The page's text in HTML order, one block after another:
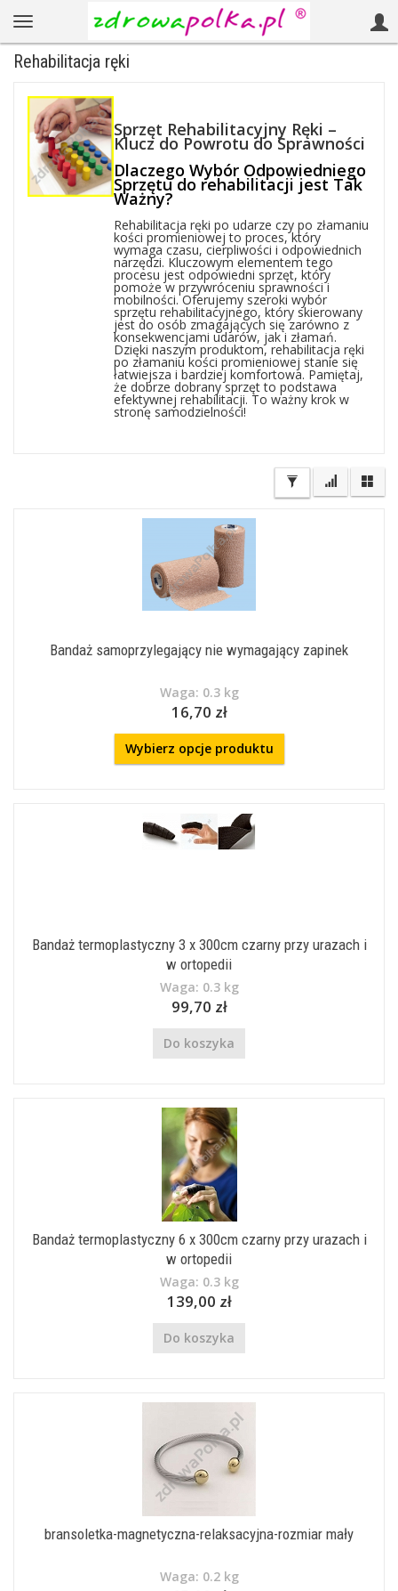
Rehabilitacja ręki
Sprzęt Rehabilitacyjny Ręki –
Klucz do Powrotu do Sprawności
Dlaczego Wybór Odpowiedniego
Sprzętu do rehabilitacji jest Tak
Ważny?
Rehabilitacja ręki po udarze czy po złamaniu
kości promieniowej to proces, który
wymaga czasu, cierpliwości i odpowiednich
narzędzi. Kluczowym elementem tego
procesu jest odpowiedni sprzęt, który
pomoże w przywróceniu sprawności i
mobilności. Oferujemy szeroki wybór
sprzętu rehabilitacyjnego, który skierowany
jest do osób zmagających się zarówno z
konsekwencjami udarów, jak i złamań.
Dzięki naszym produktom, rehabilitacja ręki
po złamaniu kości promieniowej stanie się
łatwiejsza i bardziej komfortowa. Pamiętaj,
że dobrze dobrany sprzęt to podstawa
efektywnej rehabilitacji. To ważny krok w
stronę samodzielności!
Bandaż samoprzylegający nie wymagający zapinek
Waga: 0.3 kg
16,70 zł
Wybierz opcje produktu
Bandaż termoplastyczny 3 x 300cm czarny przy urazach i
w ortopedii
Waga: 0.3 kg
99,70 zł
Do koszyka
Bandaż termoplastyczny 6 x 300cm czarny przy urazach i
w ortopedii
Waga: 0.3 kg
139,00 zł
Do koszyka
bransoletka-magnetyczna-relaksacyjna-rozmiar mały
Waga: 0.2 kg